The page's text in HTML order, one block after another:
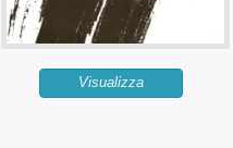
Visualizza